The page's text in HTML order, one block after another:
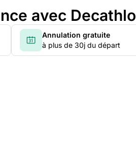
avec
Annulation gratuite
à plus de 30j du départ